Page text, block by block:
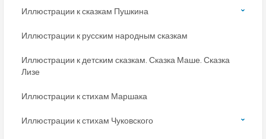
Иллюстрации к сказкам Пушкина
Иллюстрации к русским народным сказкам
Иллюстрации к детским сказкам. Сказка Маше. Сказка
Лизе
Иллюстрации к стихам Маршака
Иллюстрации к стихам Чуковского